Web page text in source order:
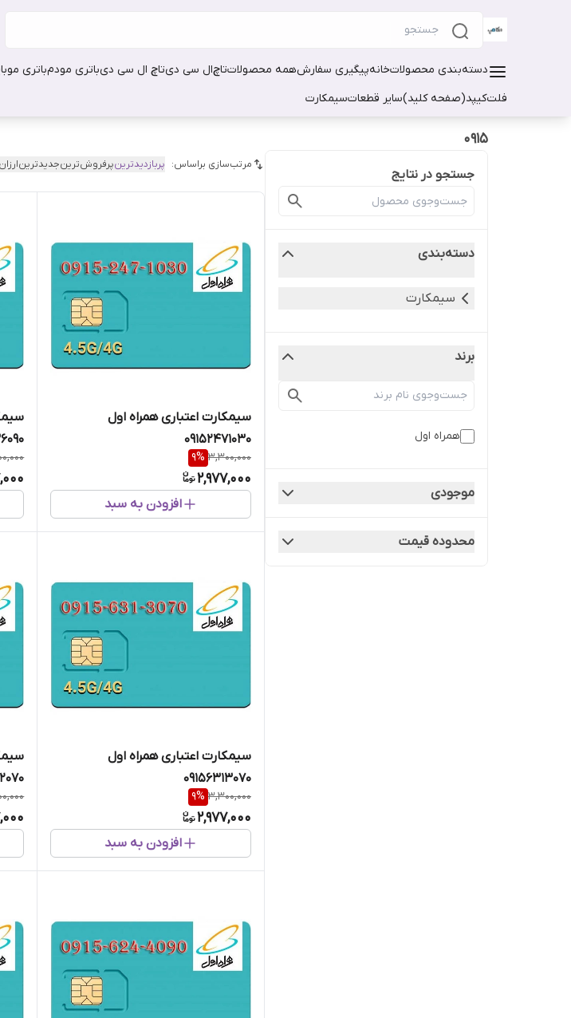
دسته‌بندی محصولاتخانهپیگیری سفارشهمه محصولاتتاچال سی دیتاچ ال سی دیباتری مودمباتری
فلتکیپد(صفحه کلید)سایر قطعاتسیمکارت
0915
جستجو در نتایج
دسته‌بندی
سیمکارت
برند
همراه اول
موجودی
محدوده قیمت
مرتب‌سازی براساس: پربازدیدترینپرفروش‌ترینجدیدترین
سیمکارت اعتباری همراه اول
09152471030
3,300,000
9%
2,977,000
افزودن به سبد
سیمکارت اعتباری همراه اول
09156313070
3,300,000
9%
2,977,000
افزودن به سبد